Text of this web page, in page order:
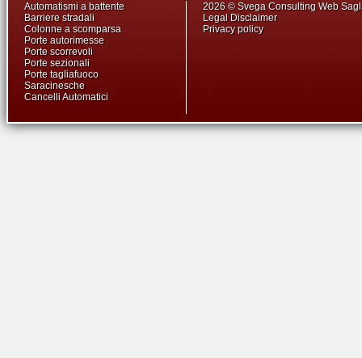
Automatismi a battente
Barriere stradali
Colonne a scomparsa
Porte autorimesse
Porte scorrevoli
Porte sezionali
Porte tagliafuoco
Saracinesche
Cancelli Automatici
2026 © Svega Consulting Web
Legal Disclaimer
Privacy policy